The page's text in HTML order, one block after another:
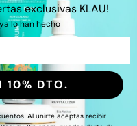
Twitter
Idioma
ES
exclusivas KLAU!
lo han hecho
10% DTO.
Al unirte aceptas recibir